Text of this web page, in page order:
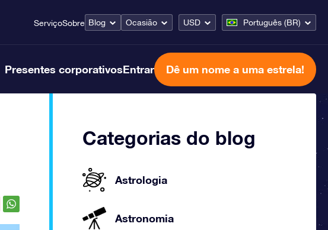
ServiçoSobre Blog Ocasião USD Português (BR)
Presentes corporativosEntrar Dê um nome a uma estrela!
Categorias do blog
Astrologia
Astronomia